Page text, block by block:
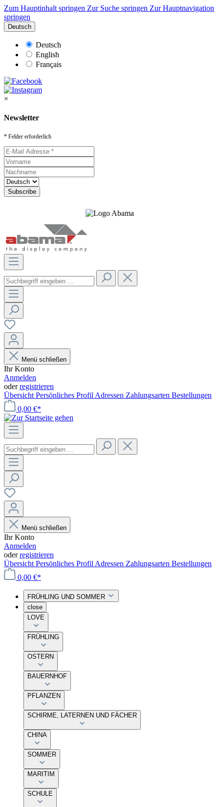
Zum Hauptinhalt springen Zur Suche springen Zur Hauptnavigation
springen
Deutsch
Deutsch
English
Français
×
Newsletter
* Felder erforderlich
Menü schließen
Ihr Konto
Anmelden
oderregistrieren
Übersicht Persönliches Profil Adressen Zahlungsarten Bestellungen
0,00 €*
Menü schließen
Ihr Konto
Anmelden
oderregistrieren
Übersicht Persönliches Profil Adressen Zahlungsarten Bestellungen
0,00 €*
FRÜHLING UND SOMMER
close
LOVE
FRÜHLING
OSTERN
BAUERNHOF
PFLANZEN
SCHIRME, LATERNEN UND FÄCHER
CHINA
SOMMER
MARITIM
SCHULE